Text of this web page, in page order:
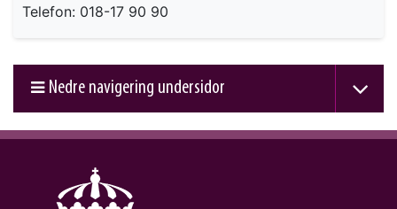
Telefon: 018-17 90 90
Nedre navigering undersidor